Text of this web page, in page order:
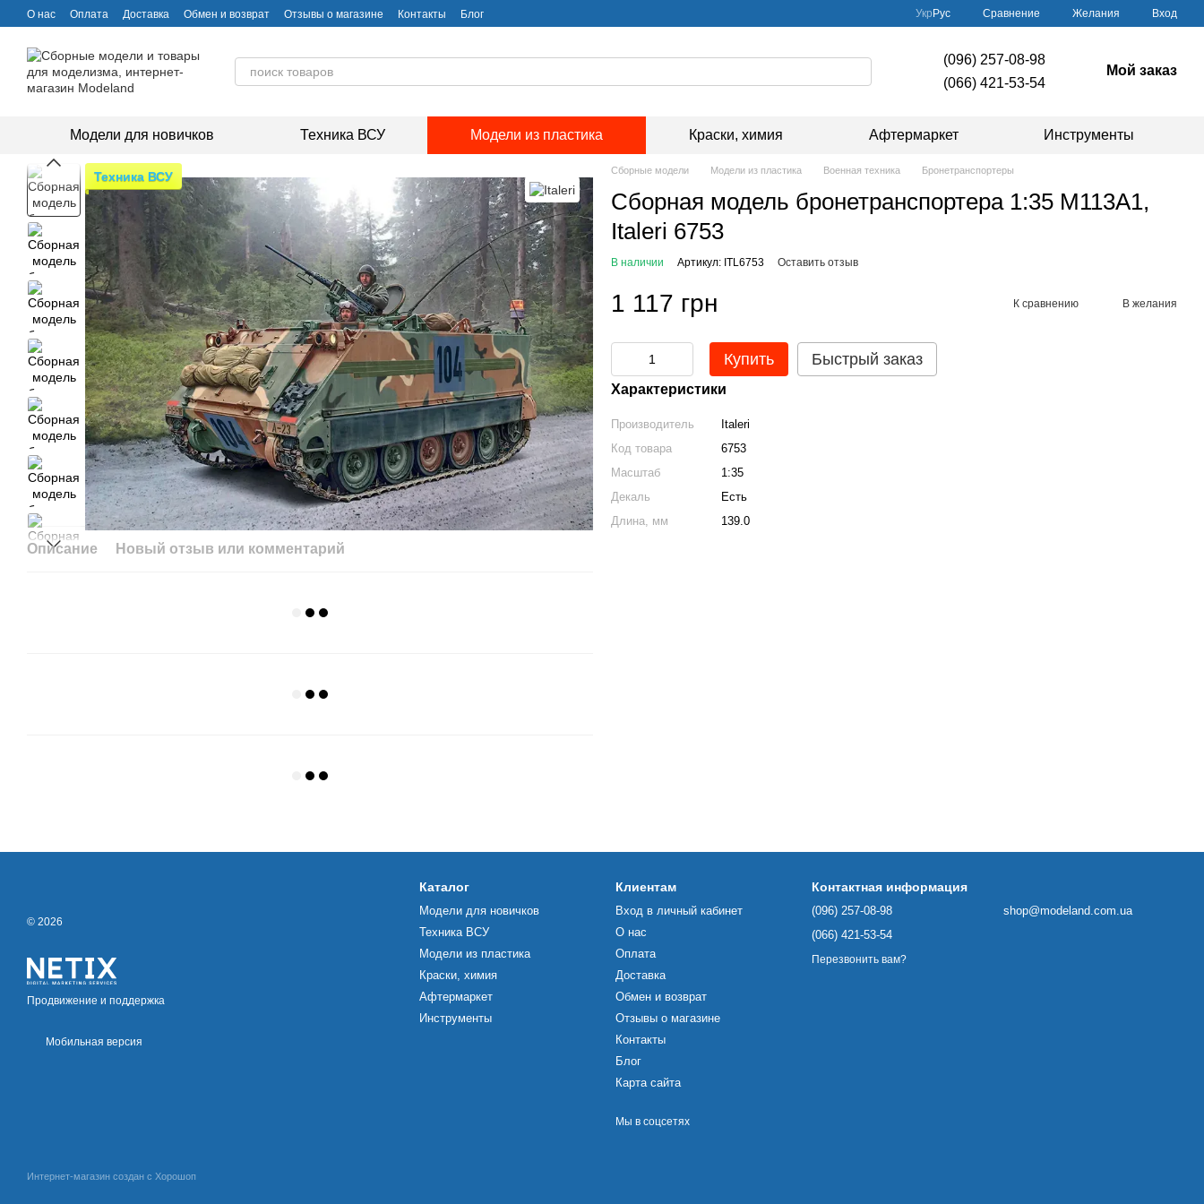
Перейти к основному контенту
О нас Оплата Доставка Обмен и возврат Отзывы о магазине Контакты Блог Укр Рус Сравнение Желания Вход
(096) 257-08-98
(066) 421-53-54
Мой заказ
Модели для новичков Техника ВСУ Модели из пластика Краски, химия Афтермаркет Инструменты
Техника ВСУ
Описание Новый отзыв или комментарий
Сборные модели Модели из пластика Военная техника Бронетранспортеры
Сборная модель бронетранспортера 1:35 M113A1,
Italeri 6753
В наличии Артикул: ITL6753 Оставить отзыв
1 117 грн К сравнению В желания
Купить Быстрый заказ
Характеристики
Производитель
Italeri
Код товара
6753
Масштаб
1:35
Декаль
Есть
Длина, мм
139.0
© 2026
Продвижение и поддержка
Мобильная версия
Интернет-магазин создан с Хорошоп
Каталог
Модели для новичков
Техника ВСУ
Модели из пластика
Краски, химия
Афтермаркет
Инструменты
Клиентам
Вход в личный кабинет
О нас
Оплата
Доставка
Обмен и возврат
Отзывы о магазине
Контакты
Блог
Карта сайта
Мы в соцсетях
Контактная информация
(096) 257-08-98
(066) 421-53-54
Перезвонить вам?
shop@modeland.com.ua